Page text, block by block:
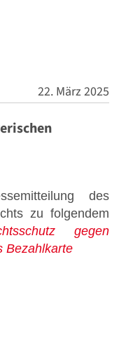
22. März 2025
des
zu folgendem
gegen
Bezahlkarte